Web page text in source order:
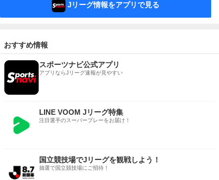
Jリーグ情報をアプリで見る
おすすめ情報
スポーツナビ公式アプリ
アプリならJリーグ速報が見やすい
LINE VOOM Jリーグ特集
注目選手のスーパープレーをお届け！
国立競技場でJリーグを観戦しよう！
抽選で国立競技場にご招待！